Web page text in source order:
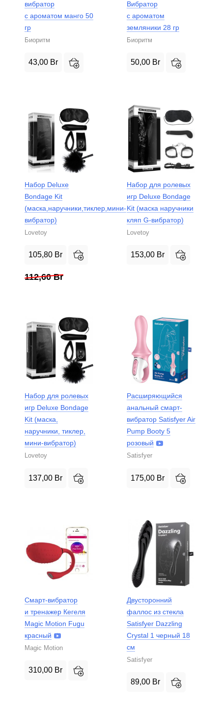
вибратор
с ароматом манго 50
гр
Биоритм
43,00 Br
Вибратор
с ароматом
земляники 28 гр
Биоритм
50,00 Br
Набор Deluxe
Bondage Kit
(маска,наручники,тиклер,мини-
вибратор)
Lovetoy
105,80 Br
112,60Br
Набор для ролевых
игр Deluxe Bondage
Kit (маска наручники
кляп G-вибратор)
Lovetoy
153,00 Br
Набор для ролевых
игр Deluxe Bondage
Kit (маска,
наручники, тиклер,
мини-вибратор)
Lovetoy
137,00 Br
Расширяющийся
анальный смарт-
вибратор Satisfyer Air
Pump Booty 5
розовый
Satisfyer
175,00 Br
Смарт-вибратор
и тренажер Кегеля
Magic Motion Fugu
красный
Magic Motion
310,00 Br
Двусторонний
фаллос из стекла
Satisfyer Dazzling
Crystal 1 черный 18
см
Satisfyer
89,00 Br